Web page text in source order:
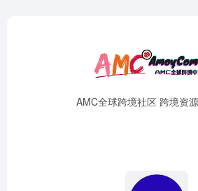
AMC全球跨境社区 跨境资